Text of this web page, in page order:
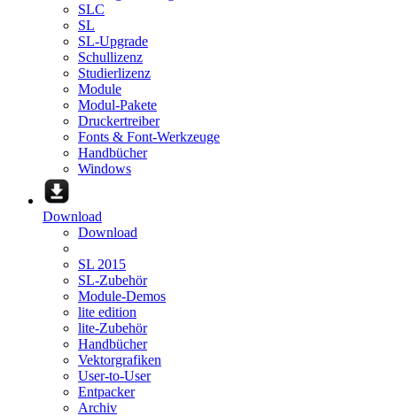
SLC
SL
SL-Upgrade
Schullizenz
Studierlizenz
Module
Modul-Pakete
Druckertreiber
Fonts & Font-Werkzeuge
Handbücher
Windows
Download
Download
SL 2015
SL-Zubehör
Module-Demos
lite edition
lite-Zubehör
Handbücher
Vektorgrafiken
User-to-User
Entpacker
Archiv